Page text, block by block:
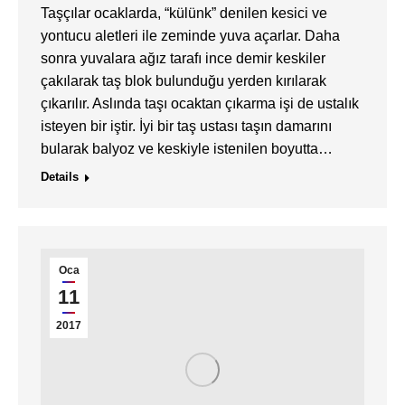
Taşçılar ocaklarda, “külünk” denilen kesici ve
yontucu aletleri ile zeminde yuva açarlar. Daha
sonra yuvalara ağız tarafı ince demir keskiler
çakılarak taş blok bulunduğu yerden kırılarak
çıkarılır. Aslında taşı ocaktan çıkarma işi de ustalık
isteyen bir iştir. İyi bir taş ustası taşın damarını
bularak balyoz ve keskiyle istenilen boyutta…
Details
Oca
11
2017